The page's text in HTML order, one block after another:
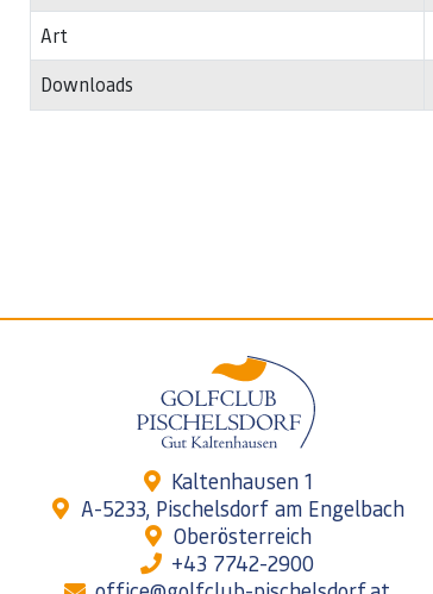
Art
Downloads
Kaltenhausen 1
A-5233, Pischelsdorf am Engelbach
Oberösterreich
+43 7742-2900